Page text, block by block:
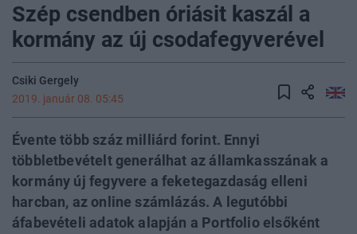
Szép csendben óriásit kaszál a
kormány az új csodafegyverével
Csiki Gergely
2019. január 08. 05:45
Évente több száz milliárd forint. Ennyi
többletbevételt generálhat az államkasszának a
kormány új fegyvere a feketegazdaság elleni
harcban, az online számlázás. A legutóbbi
áfabevételi adatok alapján a Portfolio elsőként